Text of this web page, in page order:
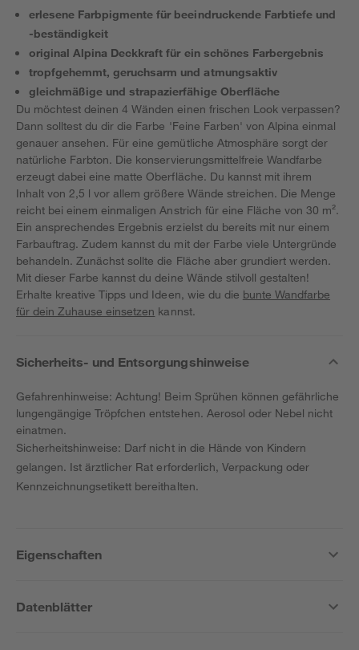
erlesene Farbpigmente für beeindruckende Farbtiefe und
-beständigkeit
original Alpina Deckkraft für ein schönes Farbergebnis
tropfgehemmt, geruchsarm und atmungsaktiv
gleichmäßige und strapazierfähige Oberfläche
Du möchtest deinen 4 Wänden einen frischen Look verpassen?
Dann solltest du dir die Farbe 'Feine Farben' von Alpina einmal
genauer ansehen. Für eine gemütliche Atmosphäre sorgt der
natürliche Farbton. Die konservierungsmittelfreie Wandfarbe
erzeugt dabei eine matte Oberfläche. Du kannst mit ihrem
Inhalt von 2,5 l vor allem größere Wände streichen. Die Menge
reicht bei einem einmaligen Anstrich für eine Fläche von 30 m².
Ein ansprechendes Ergebnis erzielst du bereits mit nur einem
Farbauftrag. Zudem kannst du mit der Farbe viele Untergründe
behandeln. Zunächst sollte die Fläche aber grundiert werden.
Mit dieser Farbe kannst du deine Wände stilvoll gestalten!
Erhalte kreative Tipps und Ideen, wie du die bunte Wandfarbe
für dein Zuhause einsetzen kannst.
Sicherheits- und Entsorgungshinweise
Gefahrenhinweise: Achtung! Beim Sprühen können gefährliche
lungengängige Tröpfchen entstehen. Aerosol oder Nebel nicht
einatmen.
Sicherheitshinweise: Darf nicht in die Hände von Kindern
gelangen. Ist ärztlicher Rat erforderlich, Verpackung oder
Kennzeichnungsetikett bereithalten.
Eigenschaften
Datenblätter